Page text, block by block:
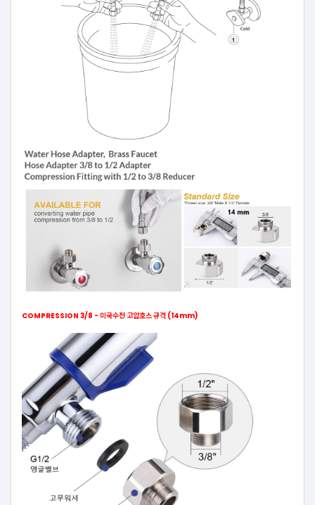
COMPRESSION 3/8 - 미국수전 고압호스 규격 (14mm)